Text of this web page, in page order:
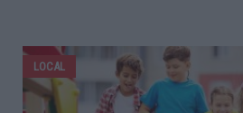
LOCAL